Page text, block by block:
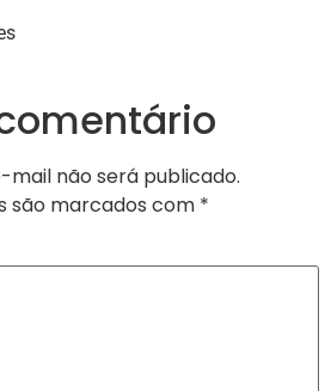
mail não será publicado.
são marcados com *